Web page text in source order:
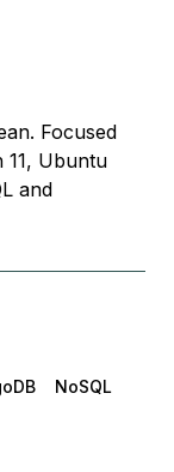
Focused
11, Ubuntu
and
NoSQL